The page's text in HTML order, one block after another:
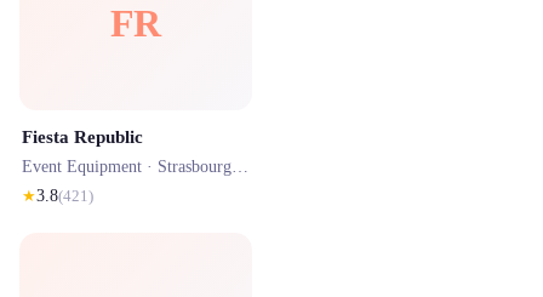
FR
Fiesta Republic
Event Equipment · Strasbourg· 1.5 km
★3.8(421)